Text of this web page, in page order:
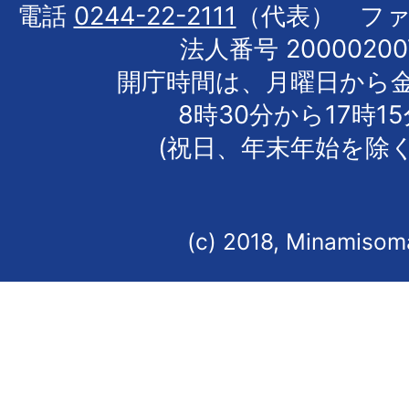
電話 0244-22-2111
（代表） フ
法人番号
開庁時間は、月曜日から
8時30分から17時
(祝日、年末年始を除
(c) 2018,